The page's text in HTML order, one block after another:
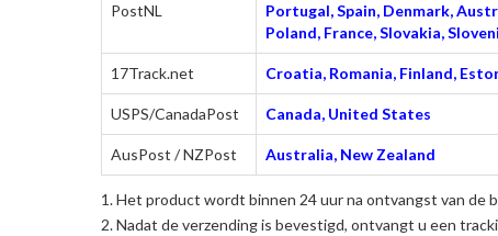
PostNL
Portugal, Spain, Denmark,
Poland, France, Slovakia,
17Track.net Croatia, Romania, Finland,
USPS/CanadaPost Canada, United States
AusPost / NZPost Australia, New Zealand
Het product wordt binnen 24 uur na ontvangst van de
Nadat de verzending is bevestigd, ontvangt u een